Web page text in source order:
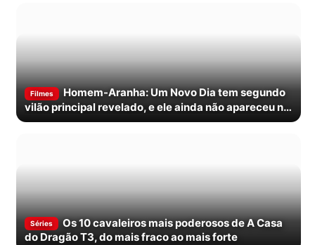
Filmes
Homem-Aranha: Um Novo Dia tem segundo
vilão principal revelado, e ele ainda não apareceu no
marketing
Séries
Os 10 cavaleiros mais poderosos de A Casa
do Dragão T3, do mais fraco ao mais forte